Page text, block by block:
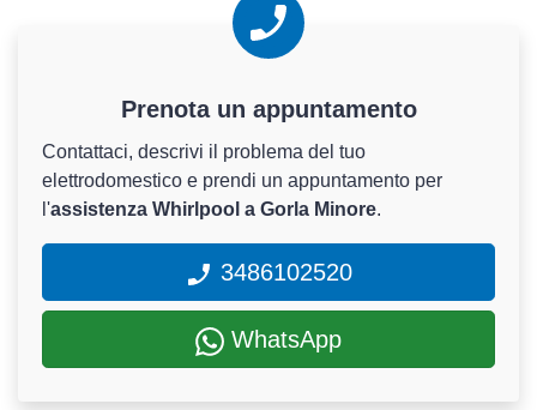
Prenota un appuntamento
Contattaci, descrivi il problema del tuo
elettrodomestico e prendi un appuntamento per
l'assistenza Whirlpool a Gorla Minore.
3486102520
WhatsApp